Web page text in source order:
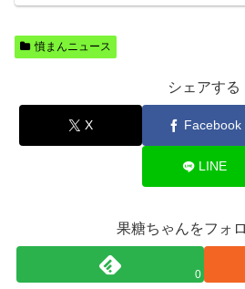
憤まんニュース
シェアする
X Facebook
LINE
果糖ちゃんをフォ
0